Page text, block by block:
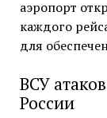
аэропорт
каждого
для
ВСУ
России